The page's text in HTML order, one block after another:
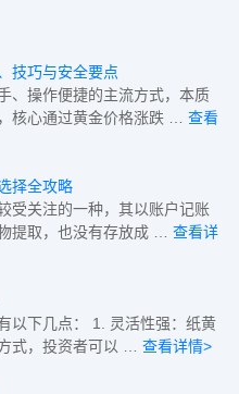
技巧与安全要点
、操作便捷的主流方式，本质
核心通过黄金价格涨跌 … 查看
择全攻略
受关注的一种，其以账户记账
提取，也没有存放成 … 查看详
以下几点： 1. 灵活性强：纸黄
式，投资者可以 … 查看详情>